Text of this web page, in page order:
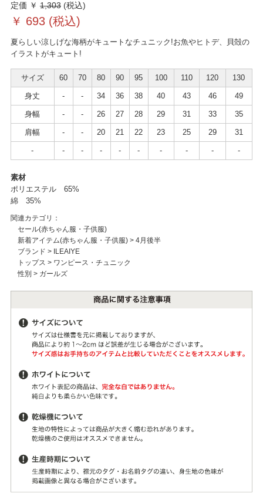
定価 ￥ 1,303(税込)
￥ 693(税込)
夏らしい涼しげな海柄がキュートなチュニック!お魚やヒトデ、貝殻の
イラストがキュート!
サイズ 60 70 80 90 95 100 110 120 130
身丈 - - 34 36 38 40 43 46 49
身幅 - - 26 27 28 29 31 33 35
肩幅 - - 20 21 22 23 25 29 31
- - - - - - - - - -
素材
ポリエステル 65%
綿 35%
関連カテゴリ：
セール(赤ちゃん服・子供服)
新着アイテム(赤ちゃん服・子供服)> 4月後半
ブランド > ILEAIYE
トップス > ワンピース・チュニック
性別 > ガールズ